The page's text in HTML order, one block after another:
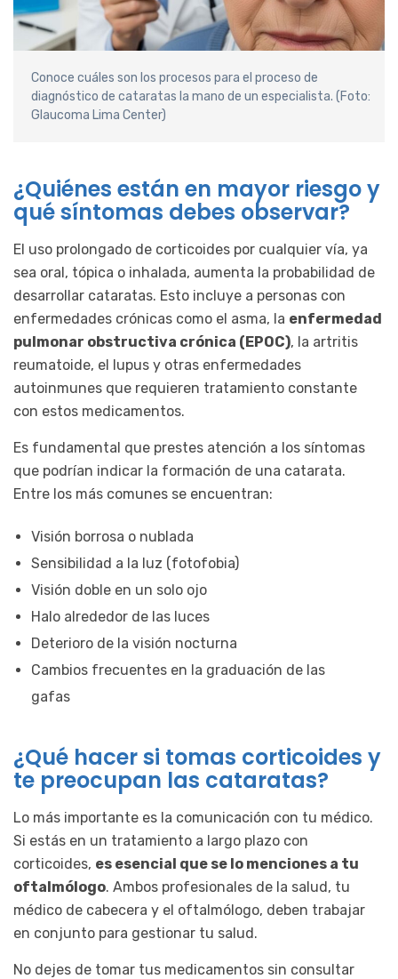
Conoce cuáles son los procesos para el proceso de
diagnóstico de cataratas la mano de un especialista. (Foto:
Glaucoma Lima Center)
¿Quiénes están en mayor riesgo y
qué síntomas debes observar?
El uso prolongado de corticoides por cualquier vía, ya
sea oral, tópica o inhalada, aumenta la probabilidad de
desarrollar cataratas. Esto incluye a personas con
enfermedades crónicas como el asma, la enfermedad
pulmonar obstructiva crónica (EPOC), la artritis
reumatoide, el lupus y otras enfermedades
autoinmunes que requieren tratamiento constante
con estos medicamentos.
Es fundamental que prestes atención a los síntomas
que podrían indicar la formación de una catarata.
Entre los más comunes se encuentran:
Visión borrosa o nublada
Sensibilidad a la luz (fotofobia)
Visión doble en un solo ojo
Halo alrededor de las luces
Deterioro de la visión nocturna
Cambios frecuentes en la graduación de las
gafas
¿Qué hacer si tomas corticoides y
te preocupan las cataratas?
Lo más importante es la comunicación con tu médico.
Si estás en un tratamiento a largo plazo con
corticoides, es esencial que se lo menciones a tu
oftalmólogo. Ambos profesionales de la salud, tu
médico de cabecera y el oftalmólogo, deben trabajar
en conjunto para gestionar tu salud.
No dejes de tomar tus medicamentos sin consultar